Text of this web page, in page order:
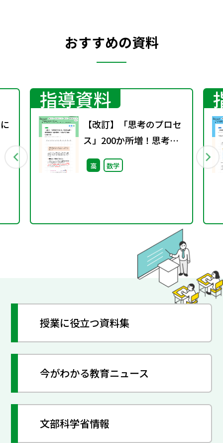
おすすめの資料
指導資料
【改訂】「思考のプロセ
ス」200か所増！思考過
程を一層可視化（NEW
ACTION LEGEND）
高 数学
授業に役立つ資料集
今がわかる教育ニュース
文部科学省情報